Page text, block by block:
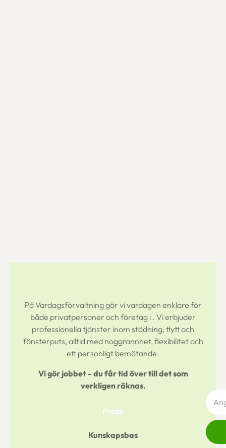
På Vardagsförvaltning gör vi vardagen enklare för
både privatpersoner och företag i . Vi erbjuder
professionella tjänster inom städning, flytt och
fönsterputs, alltid med noggrannhet, flexibilitet och
ett personligt bemötande.
Vi gör jobbet – du får tid över till det som
verkligen räknas.
Press
Kunskapsbas